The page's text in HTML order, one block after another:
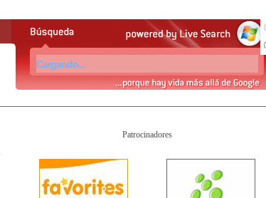
Patrocinadores